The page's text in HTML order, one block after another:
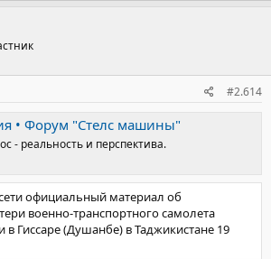
#2.614
• Форум "Стелс машины"
- реальность и перспектива.
официальный материал об
военно-транспортного самолета
Гиссаре (Душанбе) в Таджикистане 19